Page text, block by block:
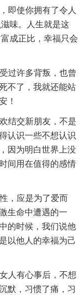
即使你拥有了令人
味。人生就是这
成正比，幸福只会
过许多背叛，也曾
不了，我就还能站
！
结交新朋友，不是
认识一些不想认识
因为明白世界上没
间用在值得的感情
，应是为了爱而
生命中遭遇的一
的时候，我们说他
以他人的幸福为己
人有心事后，不想
默，习惯了痛，习